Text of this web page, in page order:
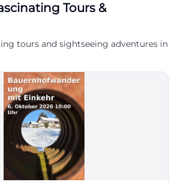
Tours &
tours and sightseeing adventures in